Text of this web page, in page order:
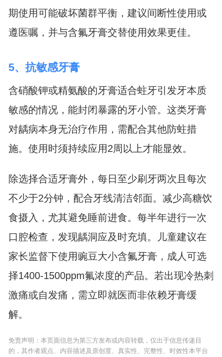
期使用可能破坏菌群平衡，建议间断性使用或
遵医嘱，并与含氟牙膏交替使用效果更佳。
5、抗敏感牙膏
含硝酸钾或精氨酸的牙膏适合蛀牙引发牙本质
敏感的情况，能封闭暴露的牙小管。这类牙膏
对龋病本身无治疗作用，需配合其他防蛀措
施。使用时须持续应用2周以上才能显效。
除选择合适牙膏外，每日至少刷牙两次且每次
不少于2分钟，配合牙线清洁邻面。减少高糖饮
食摄入，尤其避免睡前进食。每半年进行一次
口腔检查，发现龋洞应及时充填。儿童建议在
家长监督下使用豌豆大小含氟牙膏，成人可选
择1400-1500ppm氟浓度的产品。若出现冷热刺
激痛或自发痛，需立即就医而非依赖牙膏缓
解。
免责声明：本页面信息为第三方发布或内容转载，仅出于信息传递目
的，其作者观点、内容描述及原创度、真实性、完整性、时效性本平台